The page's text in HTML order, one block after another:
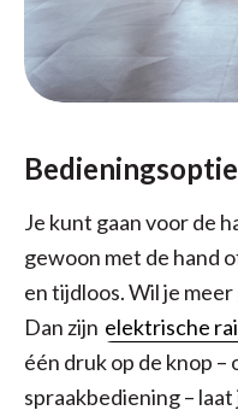
Je kunt gaan voor de
gewoon met de hand
en tijdloos. Wil je
Dan zijn elektrische
één druk op de knop –
spraakbediening –